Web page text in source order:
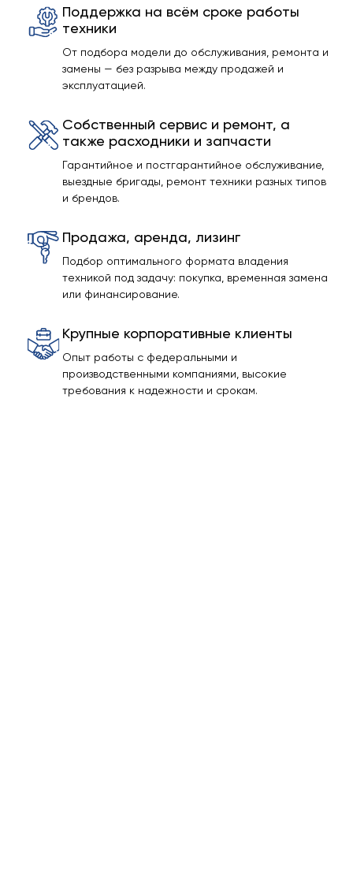
Поддержка на всём сроке работы
техники
От подбора модели до обслуживания, ремонта и
замены — без разрыва между продажей и
эксплуатацией.
Собственный сервис и ремонт, а
также расходники и запчасти
Гарантийное и постгарантийное обслуживание,
выездные бригады, ремонт техники разных типов
и брендов.
Продажа, аренда, лизинг
Подбор оптимального формата владения
техникой под задачу: покупка, временная замена
или финансирование.
Крупные корпоративные клиенты
Опыт работы с федеральными и
производственными компаниями, высокие
требования к надежности и срокам.